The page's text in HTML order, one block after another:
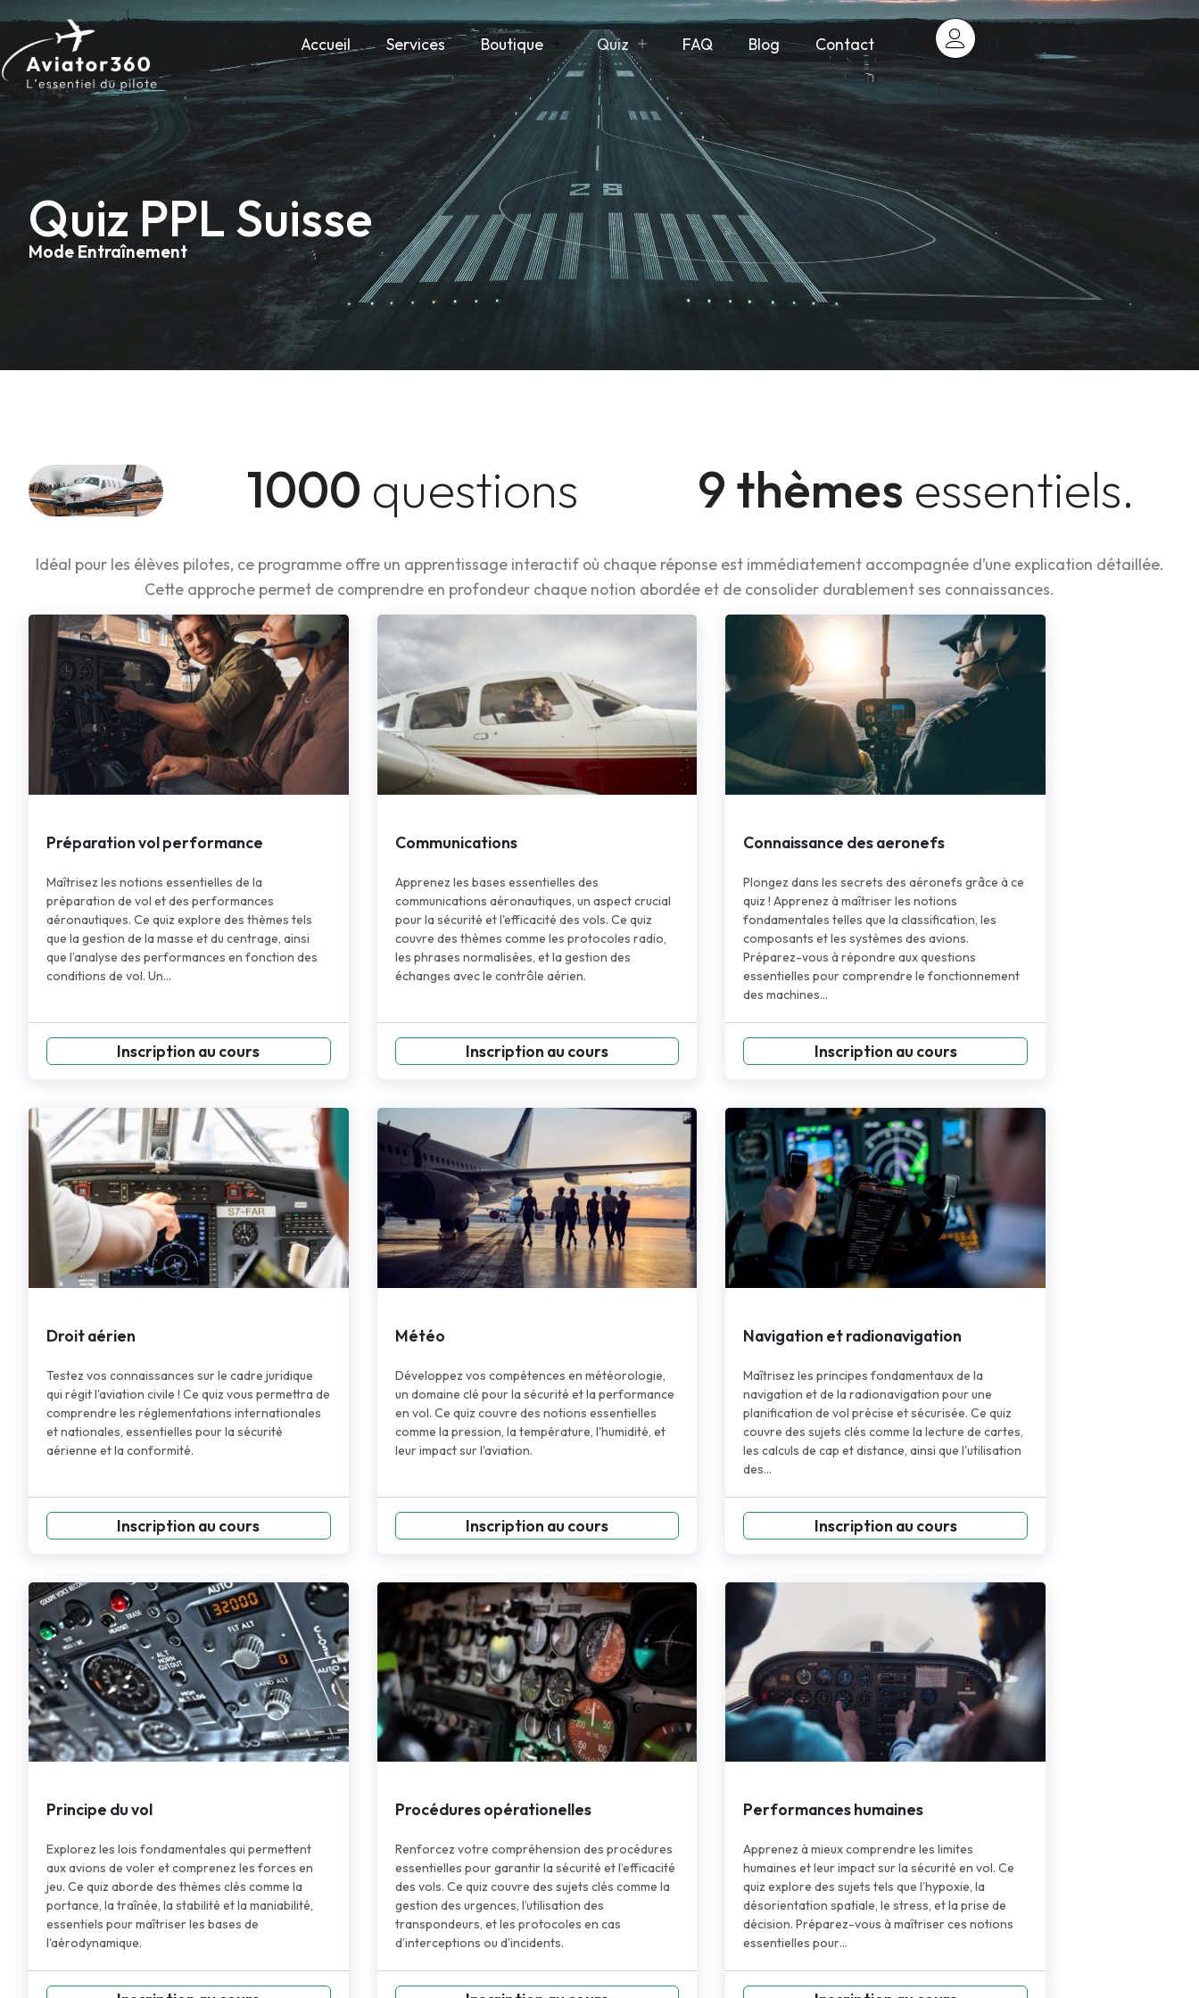
Accueil Services Boutique Quiz FAQ Blog Contact
Quiz PPL Suisse
Mode Entraînement
1000 questions 9 thèmes essentiels.
Idéal pour les élèves pilotes, ce programme offre un apprentissage interactif où chaque réponse est immédiatement accompagnée d’une explication détaillée.
Cette approche permet de comprendre en profondeur chaque notion abordée et de consolider durablement ses connaissances.
Préparation vol performance
Maîtrisez les notions essentielles de la
préparation de vol et des performances
aéronautiques. Ce quiz explore des thèmes tels
que la gestion de la masse et du centrage, ainsi
que l’analyse des performances en fonction des
conditions de vol. Un…
Inscription au cours
Communications
Apprenez les bases essentielles des
communications aéronautiques, un aspect crucial
pour la sécurité et l'efficacité des vols. Ce quiz
couvre des thèmes comme les protocoles radio,
les phrases normalisées, et la gestion des
échanges avec le contrôle aérien.
Inscription au cours
Connaissance des aeronefs
Plongez dans les secrets des aéronefs grâce à ce
quiz ! Apprenez à maîtriser les notions
fondamentales telles que la classification, les
composants et les systèmes des avions.
Préparez-vous à répondre aux questions
essentielles pour comprendre le fonctionnement
des machines…
Inscription au cours
Droit aérien
Testez vos connaissances sur le cadre juridique
qui régit l'aviation civile ! Ce quiz vous permettra de
comprendre les réglementations internationales
et nationales, essentielles pour la sécurité
aérienne et la conformité.
Inscription au cours
Météo
Développez vos compétences en météorologie,
un domaine clé pour la sécurité et la performance
en vol. Ce quiz couvre des notions essentielles
comme la pression, la température, l'humidité, et
leur impact sur l'aviation.
Inscription au cours
Navigation et radionavigation
Maîtrisez les principes fondamentaux de la
navigation et de la radionavigation pour une
planification de vol précise et sécurisée. Ce quiz
couvre des sujets clés comme la lecture de cartes,
les calculs de cap et distance, ainsi que l'utilisation
des…
Inscription au cours
Principe du vol
Explorez les lois fondamentales qui permettent
aux avions de voler et comprenez les forces en
jeu. Ce quiz aborde des thèmes clés comme la
portance, la traînée, la stabilité et la maniabilité,
essentiels pour maîtriser les bases de
l’aérodynamique.
Procédures opérationelles
Renforcez votre compréhension des procédures
essentielles pour garantir la sécurité et l’efficacité
des vols. Ce quiz couvre des sujets clés comme la
gestion des urgences, l’utilisation des
transpondeurs, et les protocoles en cas
d’interceptions ou d'incidents.
Performances humaines
Apprenez à mieux comprendre les limites
humaines et leur impact sur la sécurité en vol. Ce
quiz explore des sujets tels que l’hypoxie, la
désorientation spatiale, le stress, et la prise de
décision. Préparez-vous à maîtriser ces notions
essentielles pour…